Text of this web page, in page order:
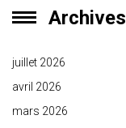
Archives
juillet 2026
avril 2026
mars 2026